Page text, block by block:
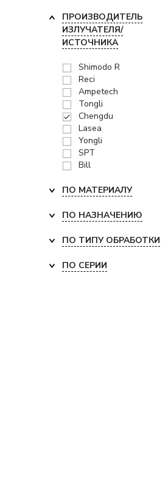
ПРОИЗВОДИТЕЛЬ
ИЗЛУЧАТЕЛЯ/
ИСТОЧНИКА
Shimodo R
Reci
Ampetech
Tongli
Chengdu
Lasea
Yongli
SPT
Bill
ПО МАТЕРИАЛУ
ПО НАЗНАЧЕНИЮ
ПО ТИПУ ОБРАБОТКИ
ПО СЕРИИ